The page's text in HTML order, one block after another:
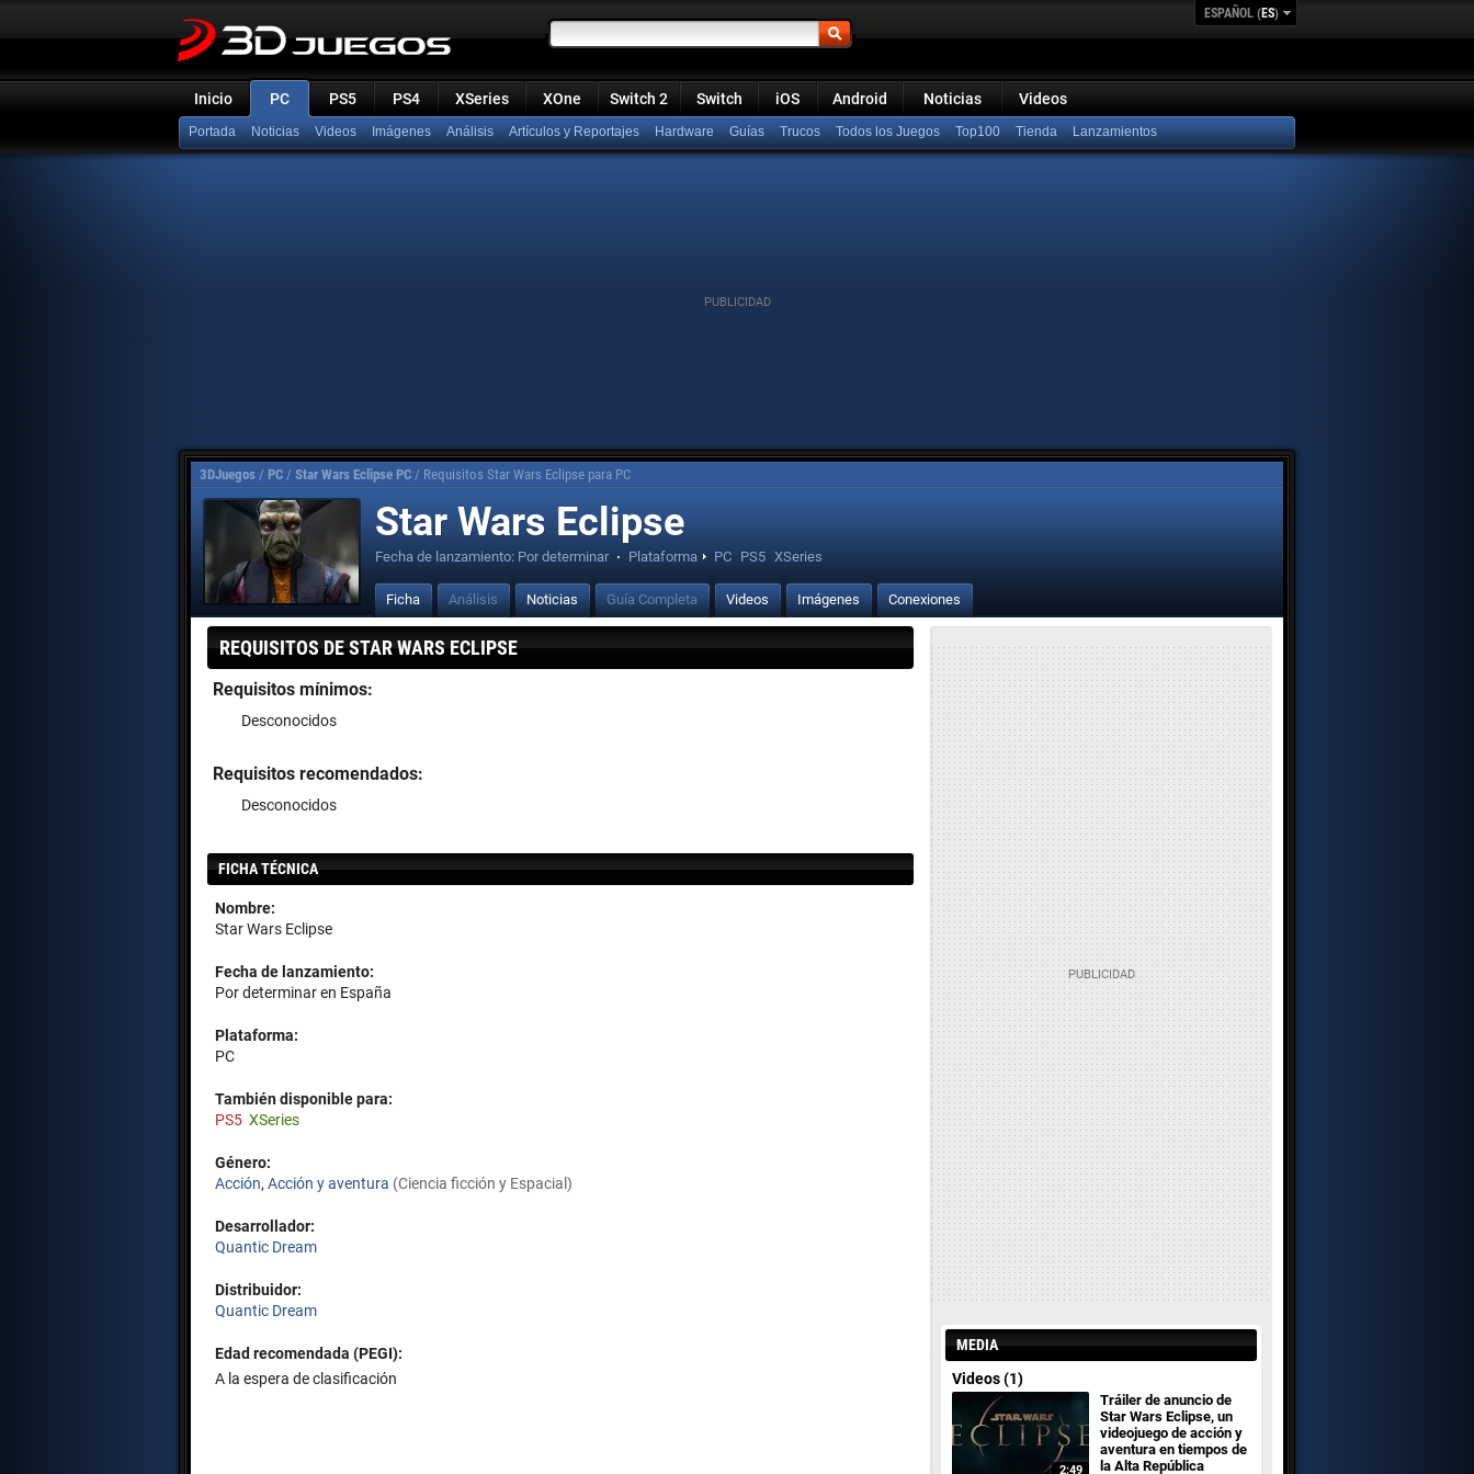
ESPAÑOL (ES)
Inicio PC PS5 PS4 XSeries XOne Switch 2 Switch iOS Android Noticias Videos
Portada Noticias Videos Imágenes Análisis Artículos y Reportajes Hardware Guías Trucos Todos los Juegos Top100 Lanzamientos
3DJuegos / PC / Star Wars Eclipse PC / Requisitos Star Wars Eclipse para PC
Star Wars Eclipse
Fecha de lanzamiento: Por determinar · Plataforma PC PS5 XSeries
Ficha Análisis Noticias Guía Completa Videos Imágenes Conexiones
REQUISITOS DE STAR WARS ECLIPSE
Requisitos mínimos:
Desconocidos
Requisitos recomendados:
Desconocidos
FICHA TÉCNICA
Nombre:
Star Wars Eclipse
Fecha de lanzamiento:
Por determinar en España
Plataforma:
PC
También disponible para:
PS5 XSeries
Género:
Acción, Acción y aventura (Ciencia ficción y Espacial)
Desarrollador:
Quantic Dream
Distribuidor:
Quantic Dream
Edad recomendada (PEGI):
A la espera de clasificación
MEDIA
Videos (1)
2:49
Tráiler de anuncio de
Star Wars Eclipse, un
videojuego de acción y
aventura en tiempos de
la Alta República